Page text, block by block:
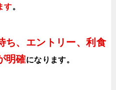
す。
ち、エントリー、利食
明確になります。